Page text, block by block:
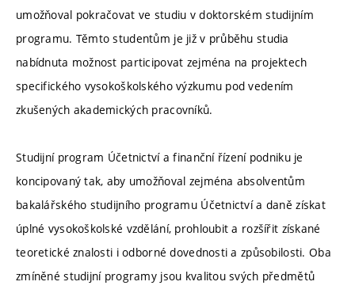
umožňoval pokračovat ve studiu v doktorském studijním
programu. Těmto studentům je již v průběhu studia
nabídnuta možnost participovat zejména na projektech
specifického vysokoškolského výzkumu pod vedením
zkušených akademických pracovníků.
Studijní program Účetnictví a finanční řízení podniku je
koncipovaný tak, aby umožňoval zejména absolventům
bakalářského studijního programu Účetnictví a daně získat
úplné vysokoškolské vzdělání, prohloubit a rozšířit získané
teoretické znalosti i odborné dovednosti a způsobilosti. Oba
zmíněné studijní programy jsou kvalitou svých předmětů